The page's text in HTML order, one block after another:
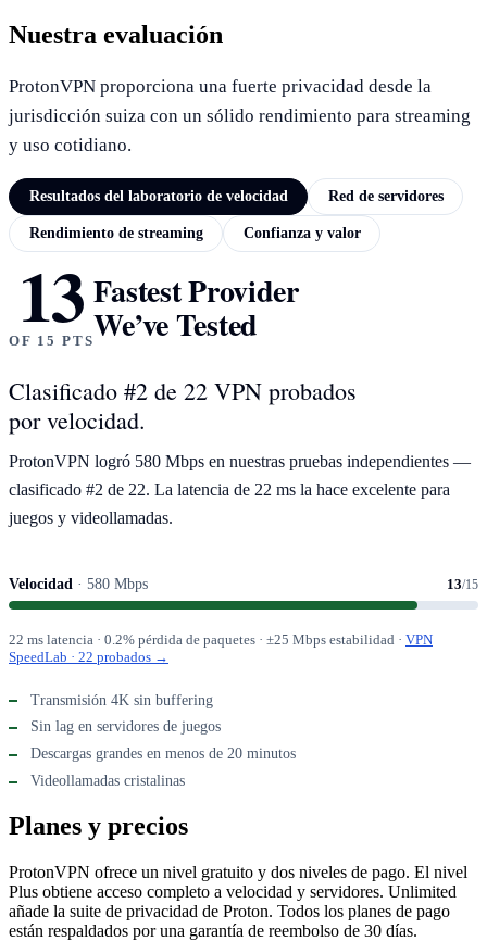
Nuestra evaluación
ProtonVPN proporciona una fuerte privacidad desde la
jurisdicción suiza con un sólido rendimiento para streaming
y uso cotidiano.
Resultados del laboratorio de velocidad Red de servidores
Rendimiento de streaming Confianza y valor
RESULTADOS DEL LABORATORIO DE VELOCIDAD
13
OF 15 PTS
Fastest Provider
We’ve Tested
Clasificado #2 de 22 VPN probados
por velocidad.
ProtonVPN logró 580 Mbps en nuestras pruebas independientes —
clasificado #2 de 22. La latencia de 22 ms la hace excelente para
juegos y videollamadas.
Velocidad · 580 Mbps 13/15
22 ms latencia · 0.2% pérdida de paquetes · ±25 Mbps estabilidad · VPN
SpeedLab · 22 probados →
Transmisión 4K sin buffering
Sin lag en servidores de juegos
Descargas grandes en menos de 20 minutos
Videollamadas cristalinas
Planes y precios
ProtonVPN ofrece un nivel gratuito y dos niveles de pago. El nivel
Plus obtiene acceso completo a velocidad y servidores. Unlimited
añade la suite de privacidad de Proton. Todos los planes de pago
están respaldados por una garantía de reembolso de 30 días.